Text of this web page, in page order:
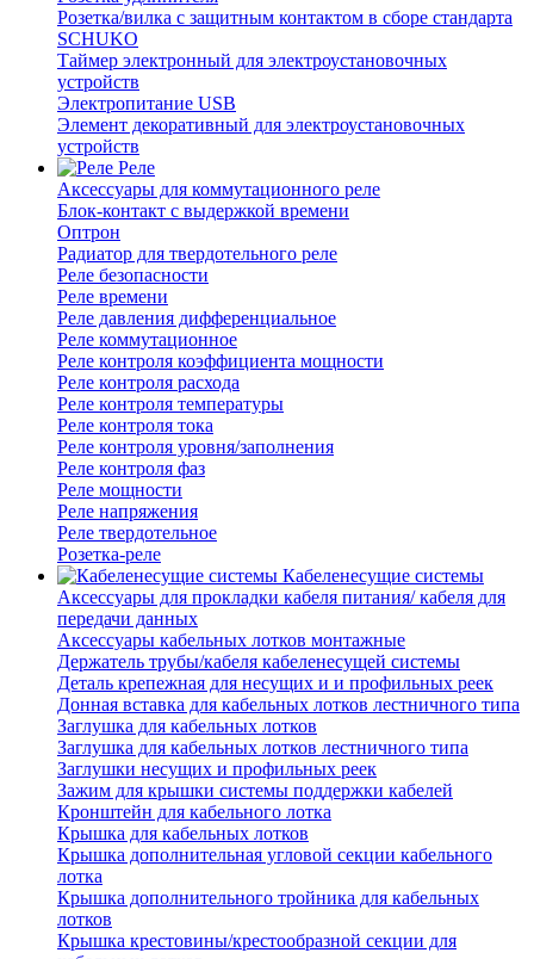
Розетка/вилка с защитным контактом в сборе стандарта
SCHUKO
Таймер электронный для электроустановочных
устройств
Электропитание USB
Элемент декоративный для электроустановочных
устройств
Реле
Аксессуары для коммутационного реле
Блок-контакт с выдержкой времени
Оптрон
Радиатор для твердотельного реле
Реле безопасности
Реле времени
Реле давления дифференциальное
Реле коммутационное
Реле контроля коэффициента мощности
Реле контроля расхода
Реле контроля температуры
Реле контроля тока
Реле контроля уровня/заполнения
Реле контроля фаз
Реле мощности
Реле напряжения
Реле твердотельное
Розетка-реле
Кабеленесущие системы
Аксессуары для прокладки кабеля питания/ кабеля для
передачи данных
Аксессуары кабельных лотков монтажные
Держатель трубы/кабеля кабеленесущей системы
Деталь крепежная для несущих и и профильных реек
Донная вставка для кабельных лотков лестничного типа
Заглушка для кабельных лотков
Заглушка для кабельных лотков лестничного типа
Заглушки несущих и профильных реек
Зажим для крышки системы поддержки кабелей
Кронштейн для кабельного лотка
Крышка для кабельных лотков
Крышка дополнительная угловой секции кабельного
лотка
Крышка дополнительного тройника для кабельных
лотков
Крышка крестовины/крестообразной секции для